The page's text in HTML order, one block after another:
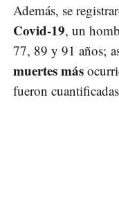
Además, se
Covid-19, un
77, 89 y 91 años;
muertes más
fueron